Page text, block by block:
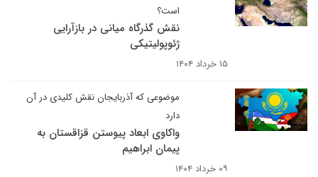
است؟
نقش گذرگاه میانی در بازآرایی
ژئوپولیتیکی
۱۵ خرداد ۱۴۰۴
موضوعی که آذربایجان نقش کلیدی در آن
دارد
واکاوی ابعاد پیوستن قزاقستان به
پیمان ابراهیم
۰۹ خرداد ۱۴۰۴